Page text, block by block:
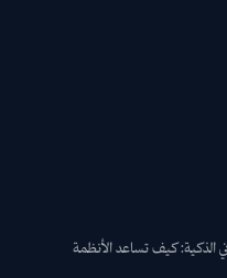
الذكية: كيف تساعد الأنظمة